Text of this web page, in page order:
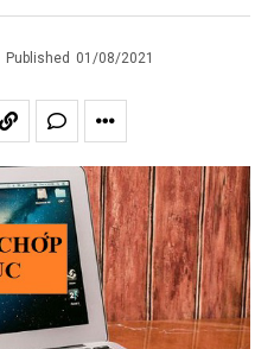
Published 01/08/2021